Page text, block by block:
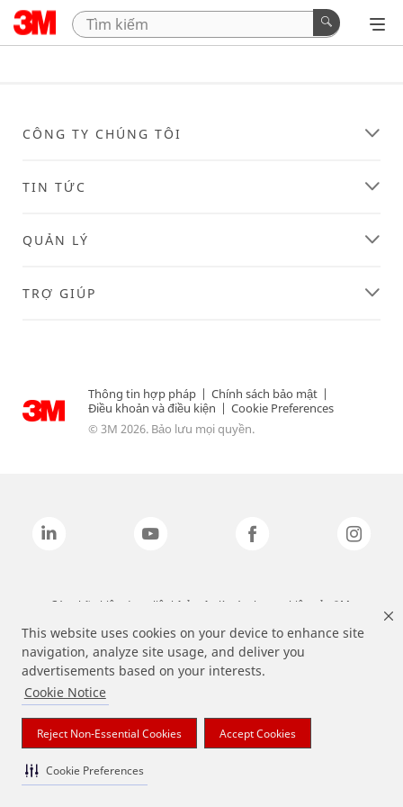
This website uses cookies on your device to enhance site
navigation, analyze site usage, and deliver you
advertisements based on your interests.
Cookie Notice
Reject Non-Essential Cookies Accept Cookies
Cookie Preferences
CÔNG TY CHÚNG TÔI
TIN TỨC
QUẢN LÝ
TRỢ GIÚP
Thông tin hợp pháp | Chính sách bảo mật |
Điều khoản và điều kiện | Cookie Preferences
© 3M 2026. Bảo lưu mọi quyền.
Các nhãn hiệu được liệt kê ở trên là các thương hiệu của 3M.